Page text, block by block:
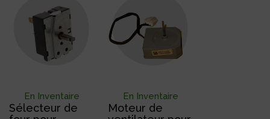
En Inventaire
Sélecteur de
En Inventaire
Moteur de